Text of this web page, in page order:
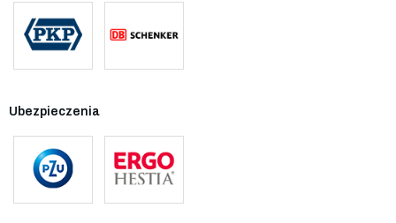
Ubezpieczenia